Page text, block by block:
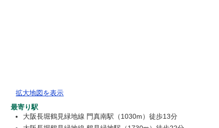
拡大地図を表示
最寄り駅
大阪長堀鶴見緑地線 門真南駅（1030m）徒歩13分